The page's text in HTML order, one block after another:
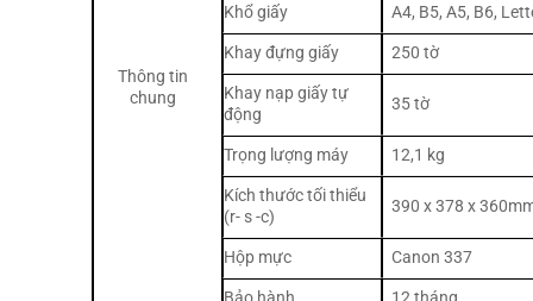
Thông tin
chung
Khổ giấy
A4, B5, A5, B6,
Khay đựng giấy
250 tờ
Khay nạp giấy tự
động
35 tờ
Trọng lượng máy
12,1 kg
Kích thước tối thiểu
(r- s -c)
390 x 378 x
Hộp mực
Canon 337